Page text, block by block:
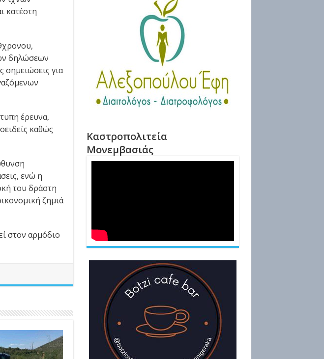
κατέστη
δηλώσεων
σημειώσεις για
έρευνα,
καθώς
ενώ η
του δράστη
ζημιά
στον αρμόδιο
Καστροπολιτεία
Μονεμβασιάς